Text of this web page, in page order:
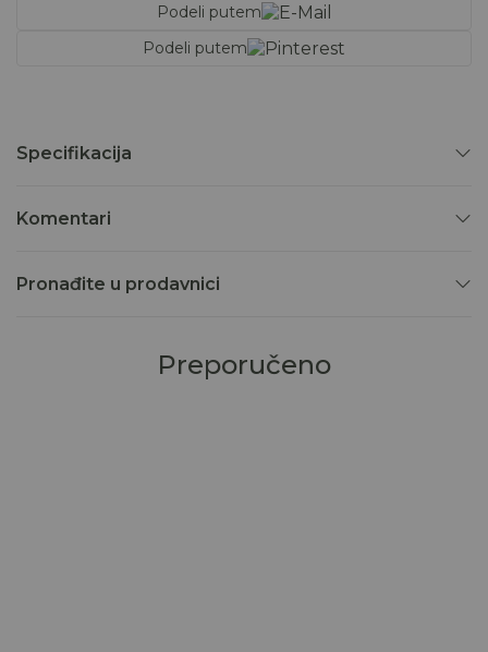
Podeli putem
Podeli putem
Specifikacija
Komentari
Pronađite u prodavnici
Preporučeno